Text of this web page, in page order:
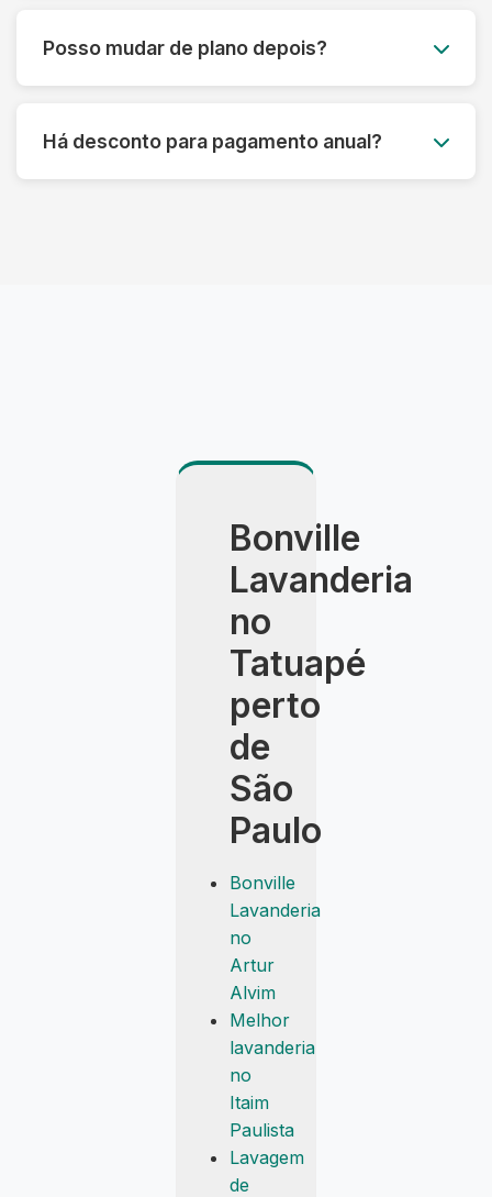
você aproveite ao máximo seu plano sem
desperdício.
Posso mudar de plano depois?
se às suas necessidades atuais.
Há desconto para pagamento anual?
Bonville
Lavanderia
no
Tatuapé
perto
de
São
Paulo
Bonville
Lavanderia
no
Artur
Alvim
Melhor
lavanderia
no
Itaim
Paulista
Lavagem
de